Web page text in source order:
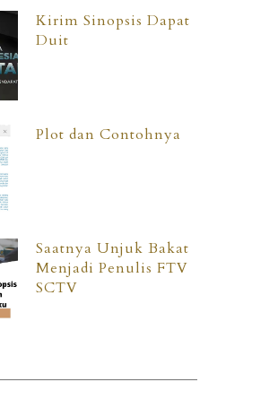
Kirim Sinopsis Dapat
Duit
Plot dan Contohnya
Saatnya Unjuk Bakat
Menjadi Penulis FTV
SCTV